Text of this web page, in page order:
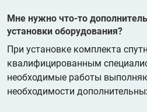
Мне нужно что-то
установки оборудования?
При установке комплекта
квалифицированным
необходимые работы
необходимости